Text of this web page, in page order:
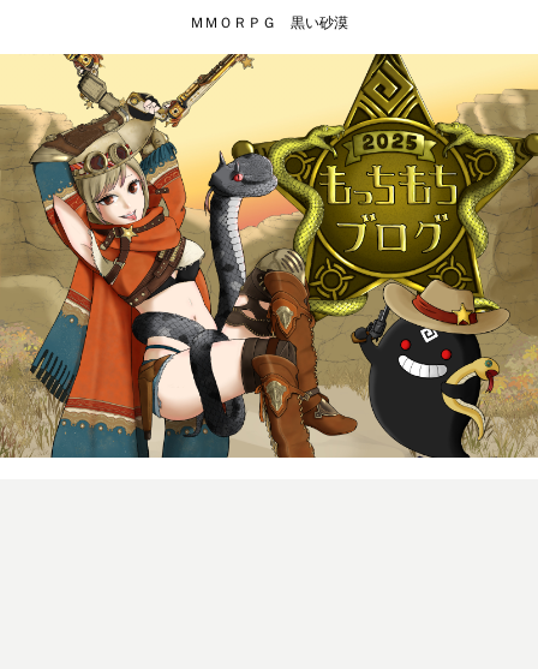
ＭＭＯＲＰＧ 黒い砂漠